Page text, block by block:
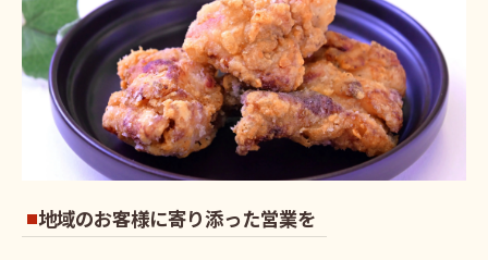
地域のお客様に寄り添った営業を